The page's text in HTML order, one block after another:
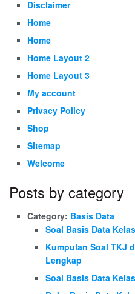
Disclaimer
Home
Home
Home Layout 2
Home Layout 3
My account
Privacy Policy
Shop
Sitemap
Welcome
Posts by category
Category: Basis Data
Soal Basis Data
Kumpulan Soal TKJ
Lengkap
Soal Basis Data